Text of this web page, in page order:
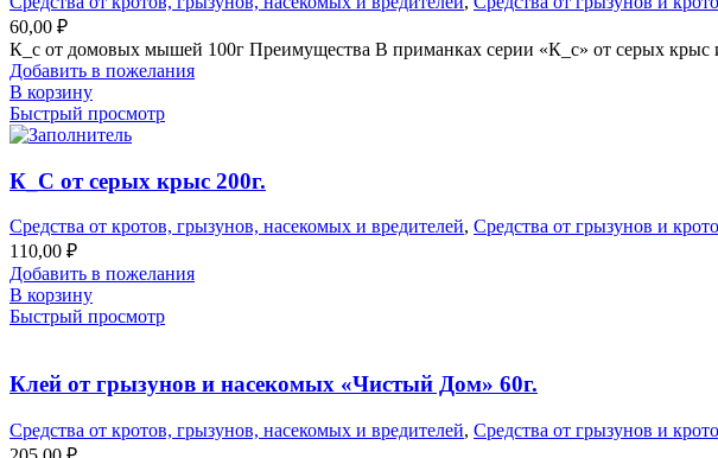
60,00 ₽
К_с от домовых мышей 100г Преимущества В приманках серии «К_с» от серых крыс
Добавить в пожелания
В корзину
Быстрый просмотр
К_С от серых крыс 200г.
Средства от кротов, грызунов, насекомых и вредителей, Средства от грызунов и
110,00 ₽
Добавить в пожелания
В корзину
Быстрый просмотр
Клей от грызунов и насекомых «Чистый Дом» 60г.
Средства от кротов, грызунов, насекомых и вредителей, Средства от грызунов и